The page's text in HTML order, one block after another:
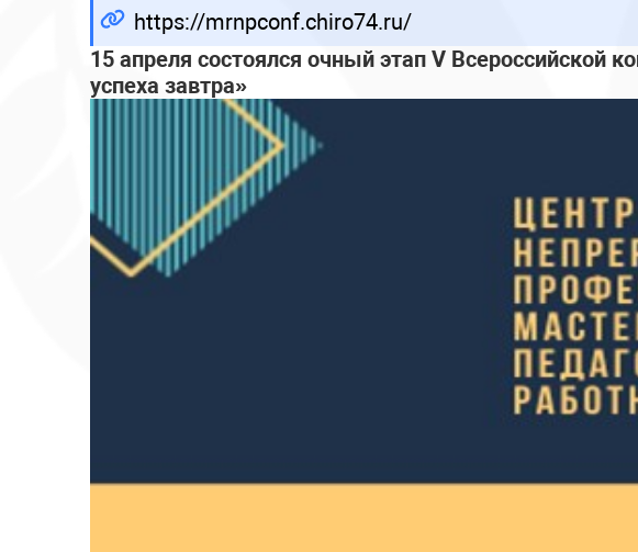
https://mrnpconf.chiro74.ru/
15 апреля состоялся очный этап V Всероссийской
успеха завтра»